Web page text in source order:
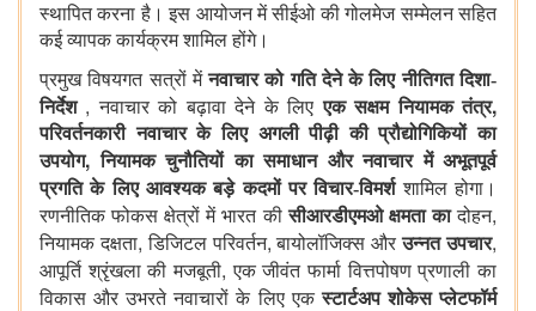
स्थापित करना है। इस आयोजन में सीईओ की गोलमेज सम्मेलन सहित
कई व्यापक कार्यक्रम शामिल होंगे।
प्रमुख विषयगत सत्रों में नवाचार को गति देने के लिए नीतिगत दिशा-
निर्देश,नवाचार को बढ़ावा देने के लिए एक सक्षम नियामक तंत्र,
परिवर्तनकारी नवाचार के लिए अगली पीढ़ी की प्रौद्योगिकियों का
उपयोग,नियामक चुनौतियों का समाधान और नवाचार में अभूतपूर्व
प्रगति के लिए आवश्यक बड़े कदमों पर विचार-विमर्श शामिल होगा।
रणनीतिक फोकस क्षेत्रों में भारत की सीआरडीएमओ क्षमता का दोहन,
नियामक दक्षता,डिजिटल परिवर्तन,बायोलॉजिक्स और उन्नत उपचार,
आपूर्ति श्रृंखला की मजबूती,एक जीवंत फार्मा वित्तपोषण प्रणाली का
विकास और उभरते नवाचारों के लिए एक स्टार्टअप शोकेस प्लेटफॉर्म